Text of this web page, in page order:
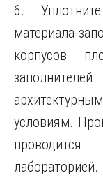
6.
материала-
корпусов
условиям.
проводится
лабораторией.